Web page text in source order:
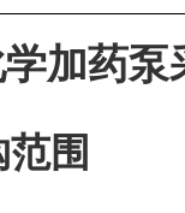
加药泵
围